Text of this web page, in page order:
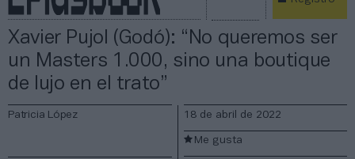
Xavier Pujol (Godó): “No queremos ser
un Masters 1.000, sino una boutique
de lujo en el trato”
Patricia López 18 de abril de 2022
Me gusta